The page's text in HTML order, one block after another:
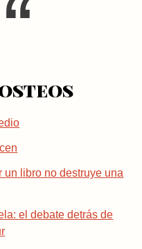
un libro no destruye una
el debate detrás de